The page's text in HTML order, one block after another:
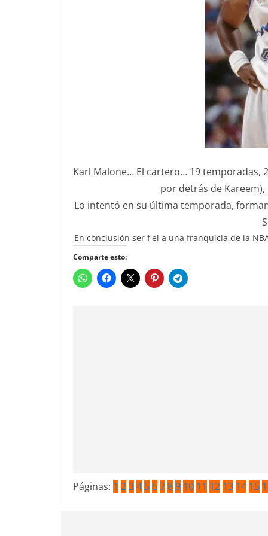
Karl Malone… El cartero… 19 temporadas,
por detrás de
Lo intentó en su última temporada,
En conclusión ser fiel a una franquicia de la
Comparte esto:
Páginas: 1 234 5 6789 10 11 12 13 14 15